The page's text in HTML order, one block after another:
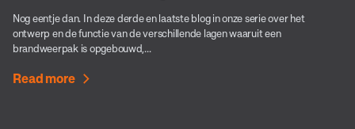
Nog eentje dan. In deze derde en laatste blog in onze serie over het
ontwerp en de functie van de verschillende lagen waaruit een
brandweerpak is opgebouwd,...
Read more